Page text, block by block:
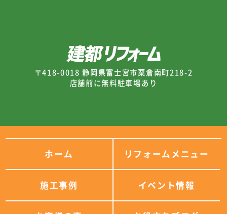
〒418-0018 静岡県富士宮市粟倉南町218-2
店舗前に無料駐車場あり
ホーム リフォームメニュー
施工事例 イベント情報